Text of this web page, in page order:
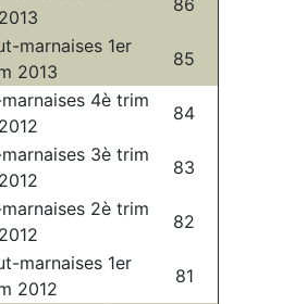
2013
marnaises 1er
2013
85
4è trim
2012
84
3è trim
2012
83
2è trim
2012
82
marnaises 1er
2012
81